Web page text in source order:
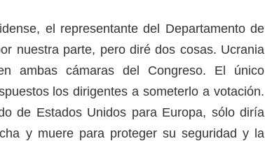
el representante del Departamento de
nuestra parte, pero diré dos cosas. Ucrania
ambas cámaras del Congreso. El único
los dirigentes a someterlo a votación.
de Estados Unidos para Europa, sólo diría
y muere para proteger su seguridad y la